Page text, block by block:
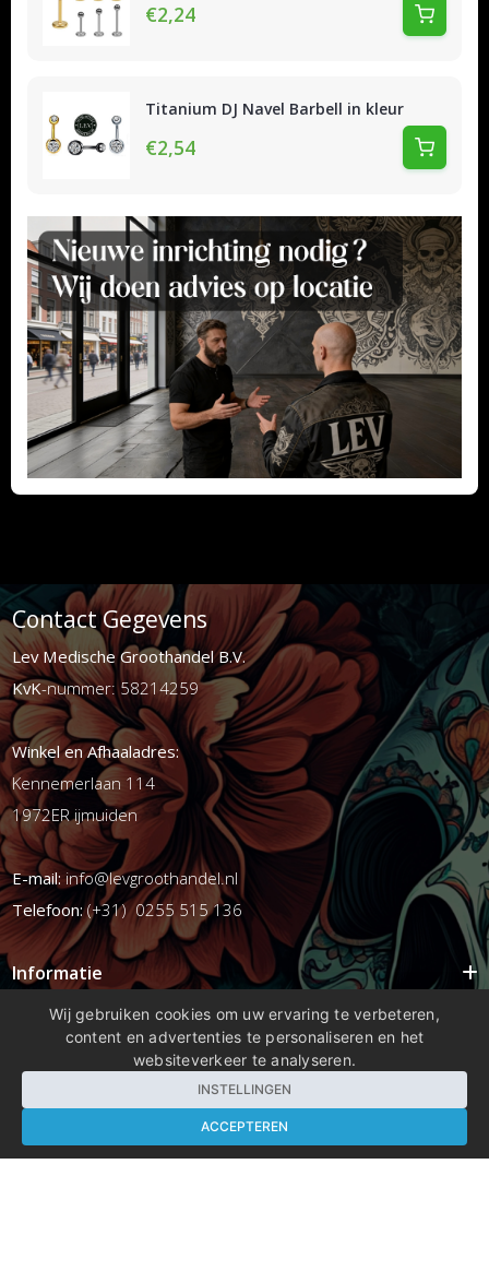
€2,24
Titanium DJ Navel Barbell in kleur
€2,54
Contact Gegevens
Lev Medische Groothandel B.V.
KvK-nummer: 58214259
Winkel en Afhaaladres:
Kennemerlaan 114
1972ER ijmuiden
E-mail:info@levgroothandel.nl
Telefoon:(+31) 0255 515 136
Informatie
Mijn account
Wij gebruiken cookies om uw ervaring te verbeteren,
content en advertenties te personaliseren en het
websiteverkeer te analyseren.
INSTELLINGEN
ACCEPTEREN